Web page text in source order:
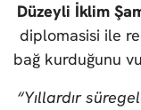
Düzeyli İklim
diplomasisi ile
bağ kurduğunu
“Yıllardır